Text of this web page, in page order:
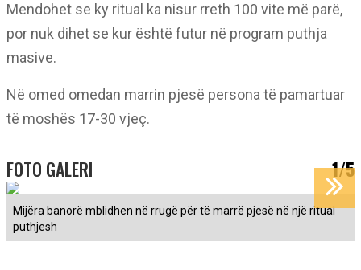
Mendohet se ky ritual ka nisur rreth 100 vite më parë,
por nuk dihet se kur është futur në program puthja
masive.
Në omed omedan marrin pjesë persona të pamartuar
të moshës 17-30 vjeç.
FOTO GALERI 1/5
Mijëra banorë mblidhen në rrugë për të marrë pjesë në një ritual
puthjesh